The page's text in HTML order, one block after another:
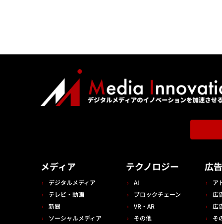
メディア
デジタルメディア
テレビ・動画
新聞
ソーシャルメディア
テクノロジー
AI
ブロックチェーン
VR・AR
その他
広
ア
広
広
そ